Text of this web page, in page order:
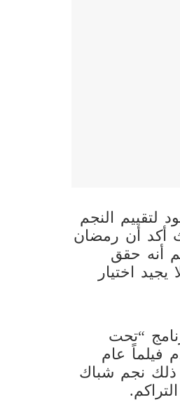
لتقييم النجم
أكد أن رمضان
أنه حقق
اختيار
“تحت
عام
ذلك نجم شباك